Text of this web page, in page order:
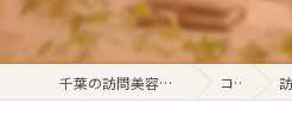
千葉の訪問美容なら訪問理美容visit コラム 訪